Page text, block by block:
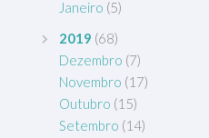
Janeiro (5)
2019 (68)
Dezembro (7)
Novembro (17)
Outubro (15)
Setembro (14)